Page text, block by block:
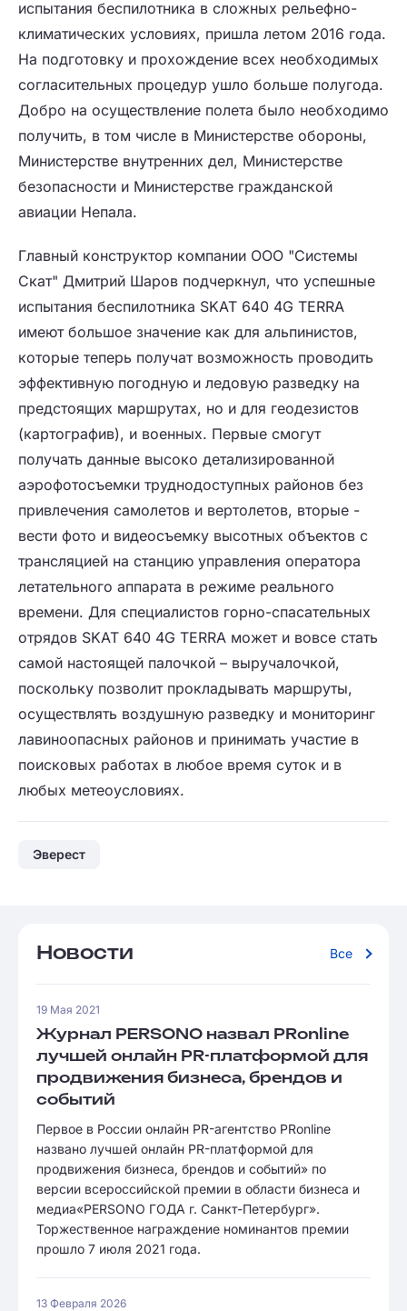
испытания беспилотника в сложных рельефно-
климатических условиях, пришла летом 2016 года.
На подготовку и прохождение всех необходимых
согласительных процедур ушло больше полугода.
Добро на осуществление полета было необходимо
получить, в том числе в Министерстве обороны,
Министерстве внутренних дел, Министерстве
безопасности и Министерстве гражданской
авиации Непала.
Главный конструктор компании ООО "Системы
Скат" Дмитрий Шаров подчеркнул, что успешные
испытания беспилотника SKAT 640 4G TERRA
имеют большое значение как для альпинистов,
которые теперь получат возможность проводить
эффективную погодную и ледовую разведку на
предстоящих маршрутах, но и для геодезистов
(картографив), и военных. Первые смогут
получать данные высоко детализированной
аэрофотосъемки труднодоступных районов без
привлечения самолетов и вертолетов, вторые -
вести фото и видеосъемку высотных объектов с
трансляцией на станцию управления оператора
летательного аппарата в режиме реального
времени. Для специалистов горно-спасательных
отрядов SKAT 640 4G TERRA может и вовсе стать
самой настоящей палочкой – выручалочкой,
поскольку позволит прокладывать маршруты,
осуществлять воздушную разведку и мониторинг
лавиноопасных районов и принимать участие в
поисковых работах в любое время суток и в
любых метеоусловиях.
Эверест
Новости Все
19 Мая 2021
Журнал PERSONO назвал PRonline
лучшей онлайн PR-платформой для
продвижения бизнеса, брендов и
событий
Первое в России онлайн PR-агентство PRonline
названо лучшей онлайн PR-платформой для
продвижения бизнеса, брендов и событий» по
версии всероссийской премии в области бизнеса и
медиа«PERSONO ГОДА г. Санкт-Петербург».
Торжественное награждение номинантов премии
прошло 7 июля 2021 года.
13 Февраля 2026